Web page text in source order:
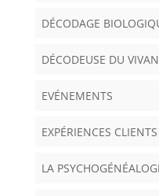
DÉCODAGE
DÉCODEUSE DU
EVÉNEMENTS
EXPÉRIENCES CLIENTS
LA